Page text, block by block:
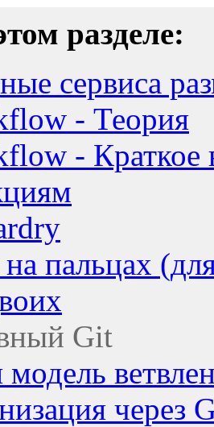
разделе:
сервиса
- Теория
- Краткое
пальцах
Git
модель
через